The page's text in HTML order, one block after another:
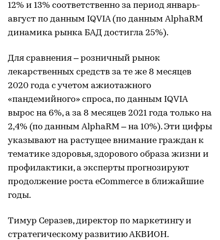
12% и 13% соответственно за период январь-
август по данным IQVIA (по данным AlphaRM
динамика рынка БАД достигла 25%).
Для сравнения – розничный рынок
лекарственных средств за те же 8 месяцев
2020 года с учетом ажиотажного
«пандемийного» спроса, по данным IQVIA
вырос на 6%, а за 8 месяцев 2021 года только на
2,4% (по данным AlphaRM – на 10%). Эти цифры
указывают на растущее внимание граждан к
тематике здоровья, здорового образа жизни и
профилактики, а эксперты прогнозируют
продолжение роста eCommerce в ближайшие
годы.
Тимур Серазев, директор по маркетингу и
стратегическому развитию АКВИОН.